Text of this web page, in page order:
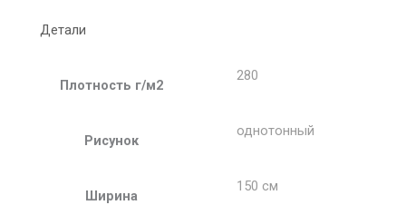
Детали
Плотность г/м2
280
Рисунок
однотонный
Ширина
150 см